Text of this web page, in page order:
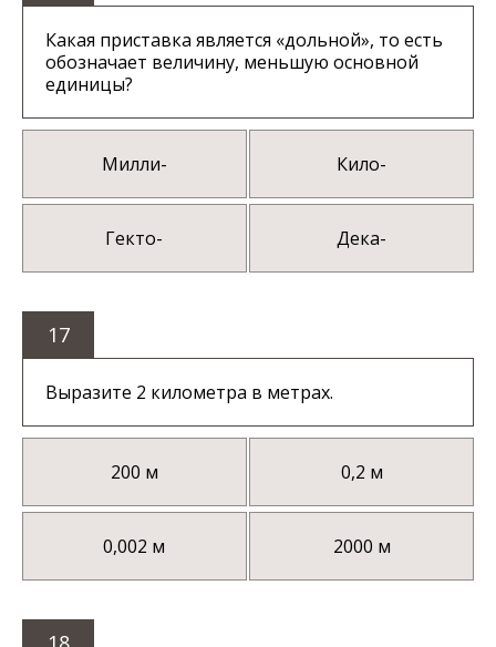
Какая приставка является «дольной», то есть
обозначает величину, меньшую основной
единицы?
Милли- Кило-
Гекто- Дека-
17
Выразите 2 километра в метрах.
200 м 0,2 м
0,002 м 2000 м